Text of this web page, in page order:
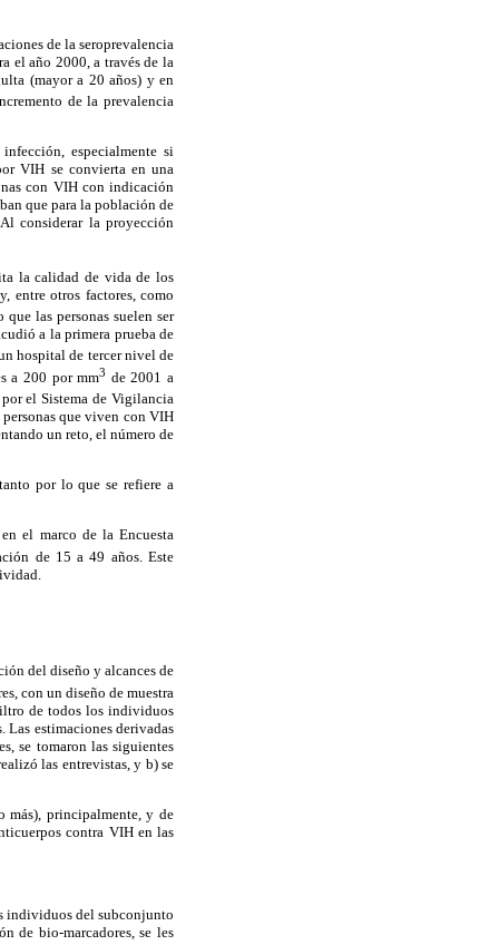
de la seroprevalencia
el año 2000, a través de la
(mayor a 20 años) y en
de la prevalencia
especialmente si
VIH se convierta en una
con VIH con indicación
que para la población de
considerar la proyección
la calidad de vida de los
entre otros factores, como
las personas suelen ser
a la primera prueba de
hospital de tercer nivel de
a 200 por mm3 de 2001 a
el Sistema de Vigilancia
que viven con VIH
un reto, el número de
por lo que se refiere a
el marco de la Encuesta
de 15 a 49 años. Este
del diseño y alcances de
con un diseño de muestra
de todos los individuos
estimaciones derivadas
se tomaron las siguientes
las entrevistas, y b) se
más), principalmente, y de
contra VIH en las
individuos del subconjunto
de bio-marcadores, se les